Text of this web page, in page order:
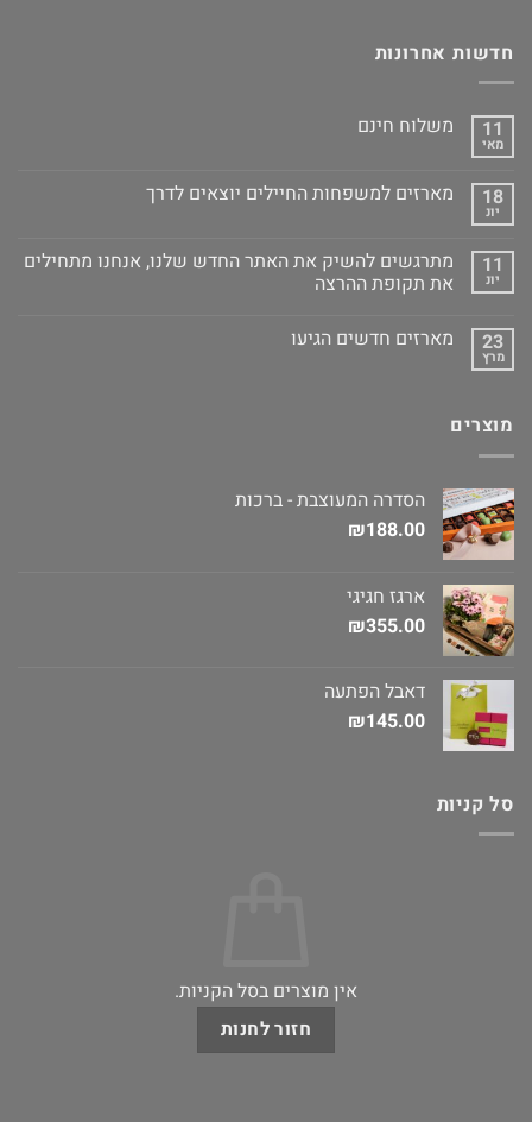
חדשות אחרונות
11
מאי
משלוח חינם
18
יונ
מארזים למשפחות החיילים יוצאים לדרך
11
יונ
מתרגשים להשיק את האתר החדש שלנו, אנחנו מתחילים
את תקופת ההרצה
23
מרץ
מארזים חדשים הגיעו
מוצרים
הסדרה המעוצבת - ברכות
₪188.00
ארגז חגיגי
₪355.00
דאבל הפתעה
₪145.00
סל קניות
אין מוצרים בסל הקניות.
חזור לחנות